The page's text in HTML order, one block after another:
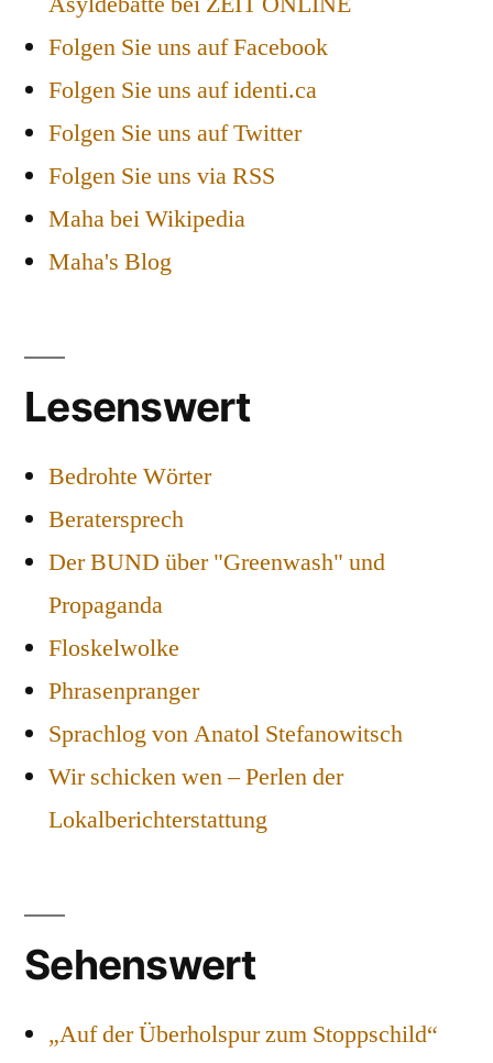
Folgen Sie uns auf Facebook
Folgen Sie uns auf identi.ca
Folgen Sie uns auf Twitter
Folgen Sie uns via RSS
Maha bei Wikipedia
Maha's Blog
Lesenswert
Bedrohte Wörter
Beratersprech
Der BUND über "Greenwash" und
Propaganda
Floskelwolke
Phrasenpranger
Sprachlog von Anatol Stefanowitsch
Wir schicken wen – Perlen der
Lokalberichterstattung
Sehenswert
„Auf der Überholspur zum Stoppschild“